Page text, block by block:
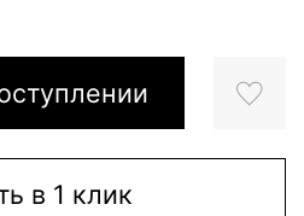
в 1 клик